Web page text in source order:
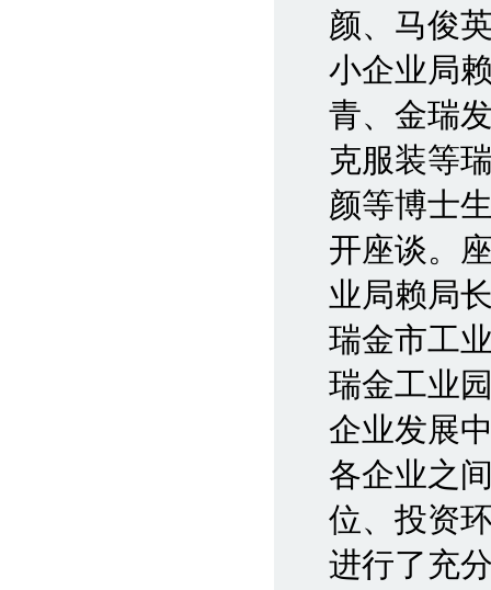
颜、马俊
小企业局
青、金瑞
克服装等
颜等博士
开座谈。
业局赖局
瑞金市工
瑞金工业
企业发展
各企业之
位、投资
进行了充